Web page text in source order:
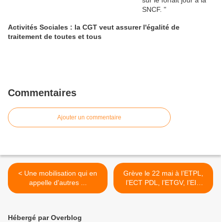
Activités Sociales : la CGT veut assurer l'égalité de
traitement de toutes et tous
Commentaires
Ajouter un commentaire
< Une mobilisation qui en
appelle d'autres ...
Grève le 22 mai à l’ETPL,
l’ECT PDL, l’ETGV, l’EIC
PDL, l’ETER et la SUGE >
Hébergé par Overblog